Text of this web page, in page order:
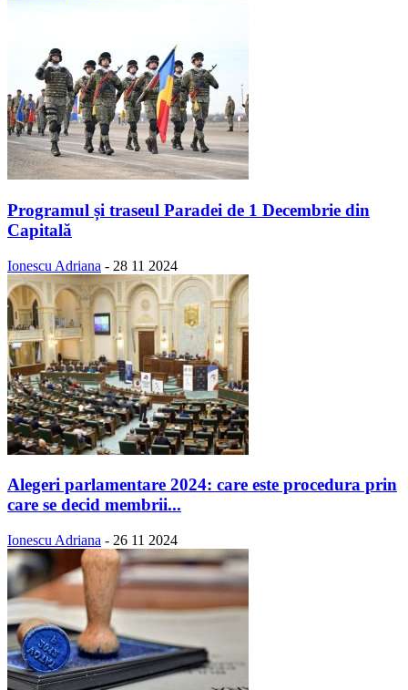
Programul și traseul Paradei de 1 Decembrie din
Capitală
Ionescu Adriana - 28 11 2024
Alegeri parlamentare 2024: care este procedura prin
care se decid membrii...
Ionescu Adriana - 26 11 2024